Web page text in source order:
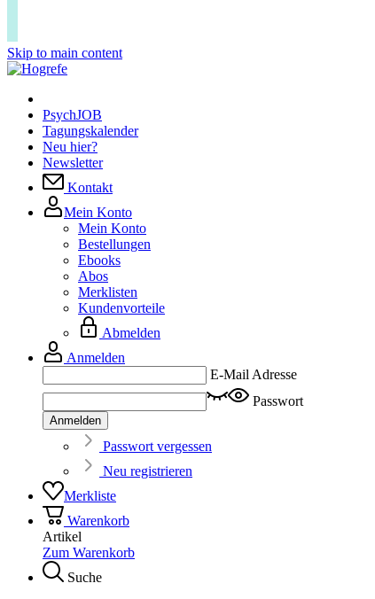
Skip to main content
PsychJOB
Tagungskalender
Neu hier?
Newsletter
Kontakt
Mein Konto
Mein Konto
Bestellungen
Ebooks
Abos
Merklisten
Kundenvorteile
Abmelden
Anmelden
E-Mail Adresse
Passwort
Anmelden
Passwort vergessen
Neu registrieren
Merkliste
Warenkorb
Artikel
Zum Warenkorb
Suche